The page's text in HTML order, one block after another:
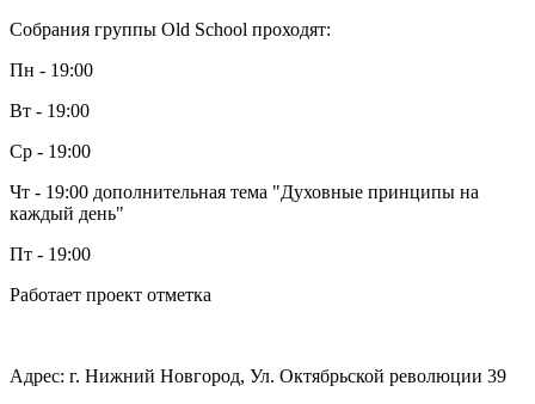
Собрания группы Old School проходят:
Пн - 19:00
Вт - 19:00
Ср - 19:00
Чт - 19:00 дополнительная тема "Духовные принципы на
каждый день"
Пт - 19:00
Работает проект отметка
Адрес: г. Нижний Новгород, Ул. Октябрьской революции 39